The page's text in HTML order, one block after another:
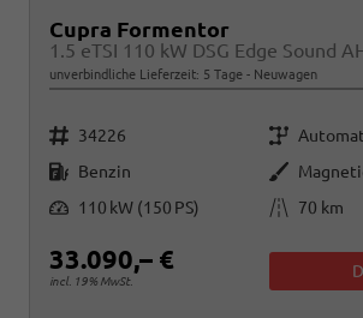
Cupra Formentor
1.5 eTSI 110 kW DSG Edge Sound
unverbindliche Lieferzeit: 5 Tage Neuwagen
Fahrzeugnr. 34226 Getriebe
Kraftstoff Benzin Außenfarbe
Leistung
110 kW (150 PS) Kilometerstand 70 km
33.090,– €
incl. 19% MwSt.